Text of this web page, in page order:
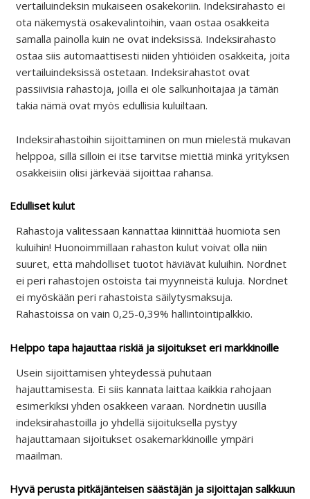
vertailuindeksin mukaiseen osakekoriin. Indeksirahasto ei
ota näkemystä osakevalintoihin, vaan ostaa osakkeita
samalla painolla kuin ne ovat indeksissä. Indeksirahasto
ostaa siis automaattisesti niiden yhtiöiden osakkeita, joita
vertailuindeksissä ostetaan. Indeksirahastot ovat
passiivisia rahastoja, joilla ei ole salkunhoitajaa ja tämän
takia nämä ovat myös edullisia kuluiltaan.
Indeksirahastoihin sijoittaminen on mun mielestä mukavan
helppoa, sillä silloin ei itse tarvitse miettiä minkä yrityksen
osakkeisiin olisi järkevää sijoittaa rahansa.
Edulliset kulut
Rahastoja valitessaan kannattaa kiinnittää huomiota sen
kuluihin! Huonoimmillaan rahaston kulut voivat olla niin
suuret, että mahdolliset tuotot häviävät kuluihin. Nordnet
ei peri rahastojen ostoista tai myynneistä kuluja. Nordnet
ei myöskään peri rahastoista säilytysmaksuja.
Rahastoissa on vain 0,25-0,39% hallintointipalkkio.
Helppo tapa hajauttaa riskiä ja sijoitukset eri markkinoille
Usein sijoittamisen yhteydessä puhutaan
hajauttamisesta. Ei siis kannata laittaa kaikkia rahojaan
esimerkiksi yhden osakkeen varaan. Nordnetin uusilla
indeksirahastoilla jo yhdellä sijoituksella pystyy
hajauttamaan sijoitukset osakemarkkinoille ympäri
maailman.
Hyvä perusta pitkäjänteisen säästäjän ja sijoittajan salkkuun